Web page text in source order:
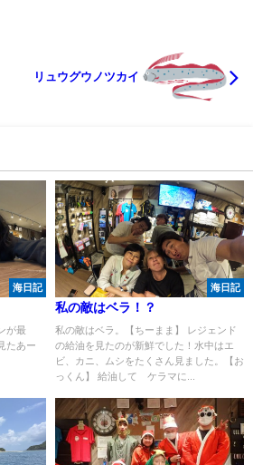
リュウグウノツカイ
海日記
が最
たあー
海日記
私の敵はベラ！？
私の敵はベラ。【ちーまま】 レジェンド
の給油を見たのが新鮮でした！水中はエ
ビ、カニ、ムシをたくさん見ました。【お
っくん】 給油して ケラマに...